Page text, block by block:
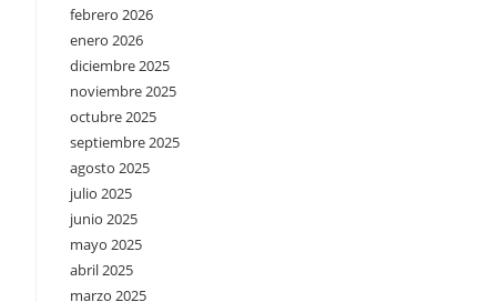
febrero 2026
enero 2026
diciembre 2025
noviembre 2025
octubre 2025
septiembre 2025
agosto 2025
julio 2025
junio 2025
mayo 2025
abril 2025
marzo 2025